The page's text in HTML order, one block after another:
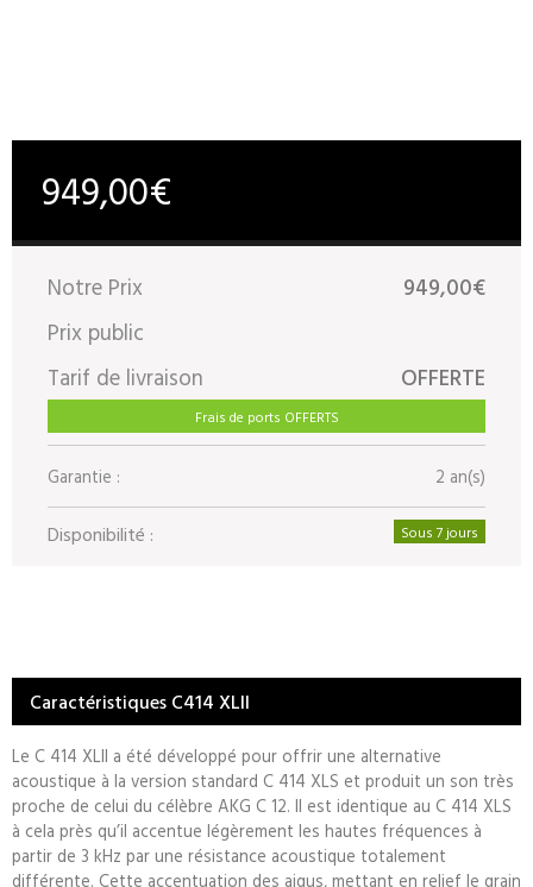
949,00€
Notre Prix
949,00€
Prix public
Tarif de livraison
OFFERTE
Frais de ports OFFERTS
Garantie : 2 an(s)
Disponibilité : Sous 7 jours
Caractéristiques C414 XLII
Le C 414 XLII a été développé pour offrir une alternative
acoustique à la version standard C 414 XLS et produit un son très
proche de celui du célèbre AKG C 12. Il est identique au C 414 XLS
à cela près qu’il accentue légèrement les hautes fréquences à
partir de 3 kHz par une résistance acoustique totalement
différente. Cette accentuation des aigus, mettant en relief le grain